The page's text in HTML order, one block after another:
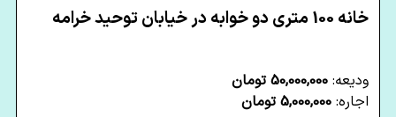
خانه 100 متری دو خوابه در خیابان توحید خرامه
ودیعه: 50,000,000 تومان
اجاره: 5,000,000 تومان